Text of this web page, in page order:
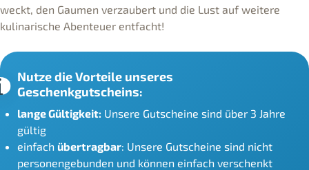
weckt, den Gaumen verzaubert und die Lust auf weitere
kulinarische Abenteuer entfacht!
Nutze die Vorteile unseres
Geschenkgutscheins:
lange Gültigkeit: Unsere Gutscheine sind über 3 Jahre
gültig
einfach übertragbar: Unsere Gutscheine sind nicht
personengebunden und können einfach verschenkt